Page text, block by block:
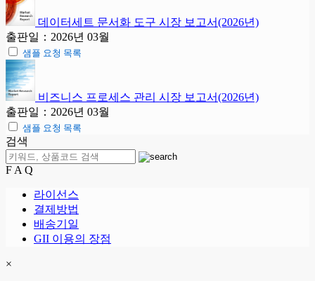
데이터세트 문서화 도구 시장 보고서(2026년)
출판일：2026년 03월
샘플 요청 목록
비즈니스 프로세스 관리 시장 보고서(2026년)
출판일：2026년 03월
샘플 요청 목록
검색
F A Q
라이선스
결제방법
배송기일
GII 이용의 장점
×